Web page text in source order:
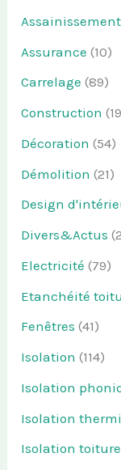
Assainissement
Assurance (10)
Carrelage (89)
Construction
Décoration (54)
Démolition (21)
Design
Divers&Actus
Electricité (79)
Etanchéité
Fenêtres (41)
Isolation (114)
Isolation
Isolation
Isolation toiture